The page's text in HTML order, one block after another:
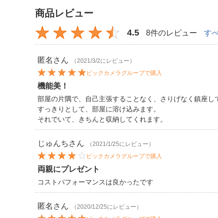
商品レビュー
4.5 8件のレビュー す
匿名 さん
（2021/3/2にレビュー）
ビックカメラグループで購入
機能美！
部屋の片隅で、自己主張することなく、さりげなく鎮座し
すっきりとして、部屋に溶け込みます。
それでいて、きちんと収納してくれます。
じゅんち さん
（2021/1/25にレビュー）
ビックカメラグループで購入
両親にプレゼント
コストパフォーマンスは良かったです
匿名 さん
（2020/12/25にレビュー）